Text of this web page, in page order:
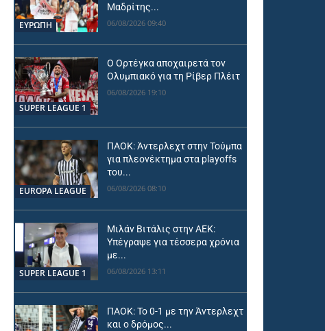
ΕΥΡΩΠΗ
Μαδρίτης...
06/08/2026 09:40
SUPER LEAGUE 1
Ο Ορτέγκα αποχαιρετά τον
Ολυμπιακό για τη Ρίβερ Πλέιτ
06/08/2026 19:10
EUROPA LEAGUE
ΠΑΟΚ: Άντερλεχτ στην Τούμπα
για πλεονέκτημα στα playoffs
του...
06/08/2026 08:10
SUPER LEAGUE 1
Μιλάν Βιτάλις στην ΑΕΚ:
Υπέγραψε για τέσσερα χρόνια
με...
06/08/2026 13:11
ΠΑΟΚ: Το 0-1 με την Άντερλεχτ
και ο δρόμος...